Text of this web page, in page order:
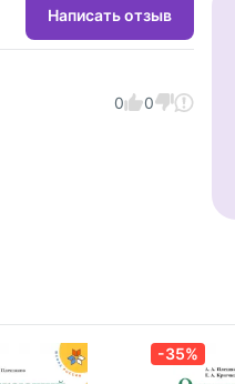
Написать отзыв
0
0
-35%